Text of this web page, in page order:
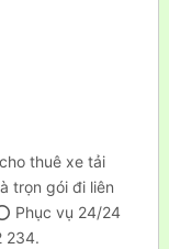
thuê xe tải
trọn gói đi liên
Phục vụ 24/24
234.